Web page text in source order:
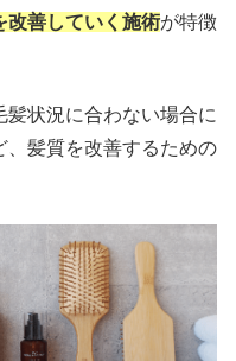
改善していく施術が特徴
状況に合わない場合に
、髪質を改善するための